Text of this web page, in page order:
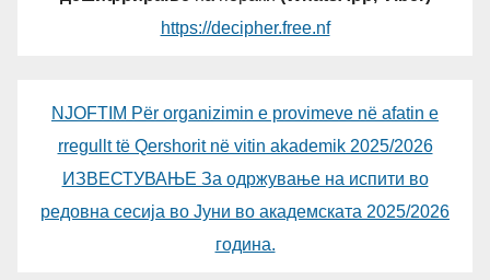
https://decipher.free.nf
NJOFTIM Për organizimin e provimeve në afatin e
rregullt të Qershorit në vitin akademik 2025/2026
ИЗВЕСТУВАЊЕ За одржување на испити во
редовна сесија во Јуни во академската 2025/2026
година.